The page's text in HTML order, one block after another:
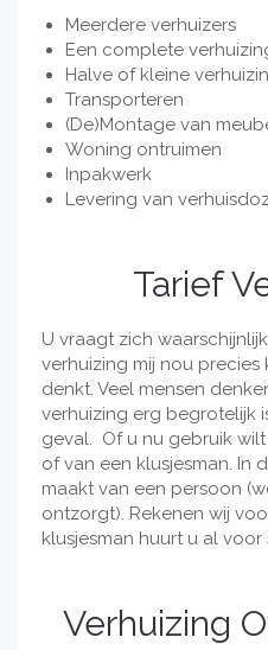
Meerdere verhuizers
Een complete
Halve of kleine
Transporteren
(De)Montage van
Woning ontruimen
Inpakwerk
Levering van
Tarief
U vraagt zich
verhuizing mij nou precies
denkt. Veel mensen
verhuizing erg begrotelijk
geval. Of u nu gebruik
of van een klusjesman. In
maakt van een persoon
ontzorgt). Rekenen wij
klusjesman huurt u al voor
Verhuizing